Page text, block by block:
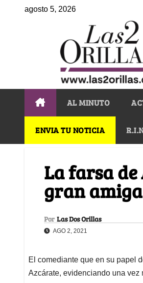
agosto 5, 2026
AL MINUTO
ENVIA TU NOTICIA
La farsa
gran
Por Las Dos Orillas
AGO 2, 2021
El comediante que en su papel
Azcárate, evidenciando una vez